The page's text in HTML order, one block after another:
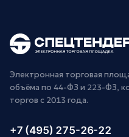
Электронная торговая
объёма по 44-ФЗ и 223-ФЗ,
торгов с 2013 года.
+7 (495) 275-26-22